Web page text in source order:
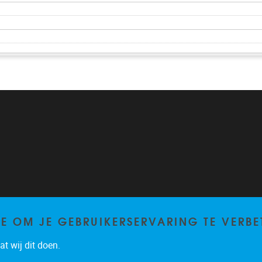
JE GEBRUIKERSERVARING TE
wij dit doen.